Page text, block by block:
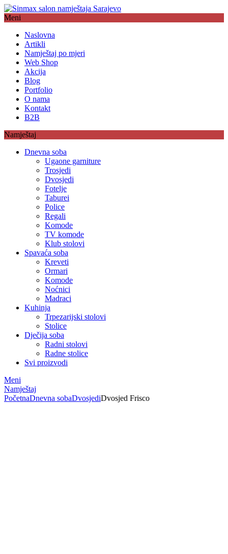
Meni
Naslovna
Artikli
Namještaj po mjeri
Web Shop
Akcija
Blog
Portfolio
O nama
Kontakt
B2B
Namještaj
Dnevna soba
Ugaone garniture
Trosjedi
Dvosjedi
Fotelje
Taburei
Police
Regali
Komode
TV komode
Klub stolovi
Spavaća soba
Kreveti
Ormari
Komode
Noćnici
Madraci
Kuhinja
Trpezarijski stolovi
Stolice
Dječija soba
Radni stolovi
Radne stolice
Svi proizvodi
Meni
Namještaj
PočetnaDnevna sobaDvosjediDvosjed Frisco